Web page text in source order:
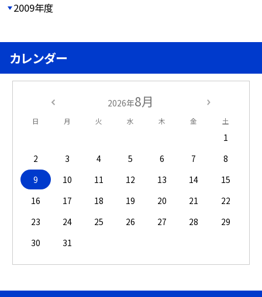
2009年度
カレンダー
2026年8月
日 月 火 水 木 金 土
1
2
3 4 5 6 7
8
9
10 11 12 13 14
15
16
17 18 19 20 21
22
23
24 25 26 27 28
29
30
31